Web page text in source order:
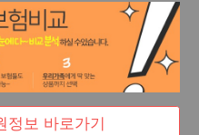
정보 바로가기